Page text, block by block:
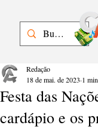
Festa das
cardápio e os
Redação
18 de mai. de 2023 1